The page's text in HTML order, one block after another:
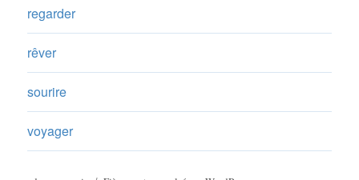
regarder
rêver
sourire
voyager